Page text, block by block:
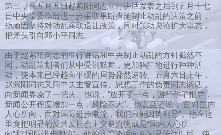
第三，从五月五日赵紫阳同志亚行讲话发表之后到五月十七
日中央常委作出进一步采取果断措施制止动乱的决策之前，
他顽固坚持对动乱采取退让政策，同时策动舆论扩大事态，
把矛头引向邓小平同志。
由于赵紫阳同志的亚行讲话和中央制止动乱的方针截然不
同，动乱策划者们从中受到鼓舞，更加猖狂地进行种种活
动，使本来已经趋向平缓的局势骤然逆转。五月六日上午，
赵紫阳同志又同中央主管宣传、思想工作的负责同志谈话，
向新闻界烧了一把火。他说，“放开了一点，游行作了报导，
新闻公开程度增加一点，风险不大”。他甚至还说，“面对国内
人心所向，面对国际进步潮流，我们只能因势利导”。他在这
里竟把明显的反共反社会主义逆流说成是“国内人心所